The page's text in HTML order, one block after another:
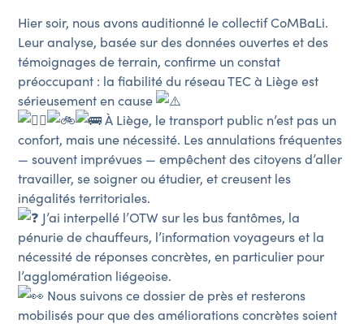
Hier soir, nous avons auditionné le collectif CoMBaLi.
Leur analyse, basée sur des données ouvertes et des
témoignages de terrain, confirme un constat
préoccupant : la fiabilité du réseau TEC à Liège est
sérieusement en cause
À Liège, le transport public n’est pas un
confort, mais une nécessité. Les annulations fréquentes
— souvent imprévues — empêchent des citoyens d’aller
travailler, se soigner ou étudier, et creusent les
inégalités territoriales.
J’ai interpellé l’OTW sur les bus fantômes, la
pénurie de chauffeurs, l’information voyageurs et la
nécessité de réponses concrètes, en particulier pour
l’agglomération liégeoise.
Nous suivons ce dossier de près et resterons
mobilisés pour que des améliorations concrètes soient